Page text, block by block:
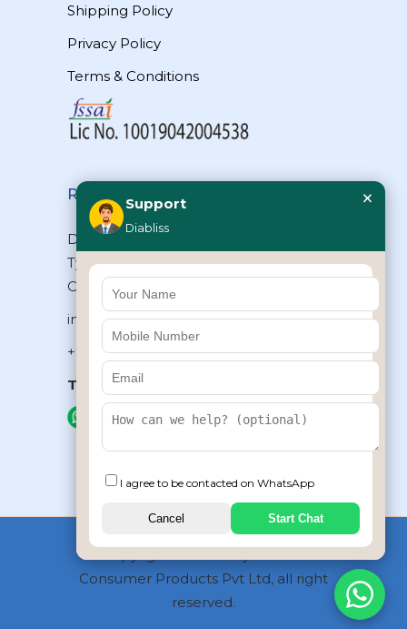
Shipping Policy
Privacy Policy
Terms & Conditions
Reach Us
Diabliss Consumer Products Pvt Ltd,
Type II/20, Dr.VSI Estate, Thiruvanmiyur,
Chennai – 600041, Tamilnadu, INDIA
info@diabliss.com
+91 44 4853 0303
Toll Free:1800 123 800000
+91 8939853354
Consumer Products Pvt Ltd, all right
reserved.
Support
Diabliss
×
I agree to be contacted on WhatsApp
Cancel Start Chat